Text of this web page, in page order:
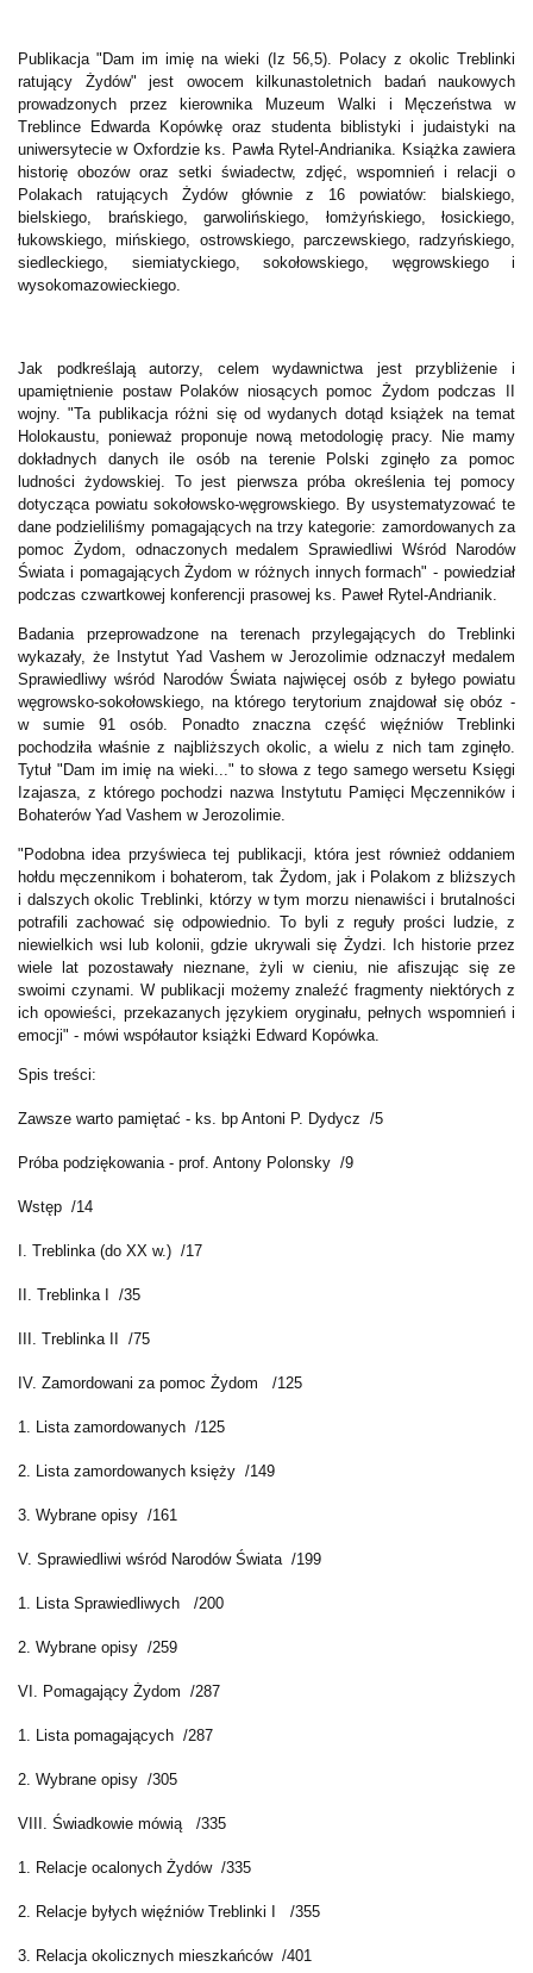
Publikacja "Dam im imię na wieki (Iz 56,5). Polacy z okolic Treblinki
ratujący Żydów" jest owocem kilkunastoletnich badań naukowych
prowadzonych przez kierownika Muzeum Walki i Męczeństwa w
Treblince Edwarda Kopówkę oraz studenta biblistyki i judaistyki na
uniwersytecie w Oxfordzie ks. Pawła Rytel-Andrianika. Książka zawiera
historię obozów oraz setki świadectw, zdjęć, wspomnień i relacji o
Polakach ratujących Żydów głównie z 16 powiatów: bialskiego,
bielskiego, brańskiego, garwolińskiego, łomżyńskiego, łosickiego,
łukowskiego, mińskiego, ostrowskiego, parczewskiego, radzyńskiego,
siedleckiego, siemiatyckiego, sokołowskiego, węgrowskiego i
wysokomazowieckiego.
Jak podkreślają autorzy, celem wydawnictwa jest przybliżenie i
upamiętnienie postaw Polaków niosących pomoc Żydom podczas II
wojny. "Ta publikacja różni się od wydanych dotąd książek na temat
Holokaustu, ponieważ proponuje nową metodologię pracy. Nie mamy
dokładnych danych ile osób na terenie Polski zginęło za pomoc
ludności żydowskiej. To jest pierwsza próba określenia tej pomocy
dotycząca powiatu sokołowsko-węgrowskiego. By usystematyzować te
dane podzieliliśmy pomagających na trzy kategorie: zamordowanych za
pomoc Żydom, odnaczonych medalem Sprawiedliwi Wśród Narodów
Świata i pomagających Żydom w różnych innych formach" - powiedział
podczas czwartkowej konferencji prasowej ks. Paweł Rytel-Andrianik.
Badania przeprowadzone na terenach przylegających do Treblinki
wykazały, że Instytut Yad Vashem w Jerozolimie odznaczył medalem
Sprawiedliwy wśród Narodów Świata najwięcej osób z byłego powiatu
węgrowsko-sokołowskiego, na którego terytorium znajdował się obóz -
w sumie 91 osób. Ponadto znaczna część więźniów Treblinki
pochodziła właśnie z najbliższych okolic, a wielu z nich tam zginęło.
Tytuł "Dam im imię na wieki..." to słowa z tego samego wersetu Księgi
Izajasza, z którego pochodzi nazwa Instytutu Pamięci Męczenników i
Bohaterów Yad Vashem w Jerozolimie.
"Podobna idea przyświeca tej publikacji, która jest również oddaniem
hołdu męczennikom i bohaterom, tak Żydom, jak i Polakom z bliższych
i dalszych okolic Treblinki, którzy w tym morzu nienawiści i brutalności
potrafili zachować się odpowiednio. To byli z reguły prości ludzie, z
niewielkich wsi lub kolonii, gdzie ukrywali się Żydzi. Ich historie przez
wiele lat pozostawały nieznane, żyli w cieniu, nie afiszując się ze
swoimi czynami. W publikacji możemy znaleźć fragmenty niektórych z
ich opowieści, przekazanych językiem oryginału, pełnych wspomnień i
emocji" - mówi współautor książki Edward Kopówka.
Spis treści:
Zawsze warto pamiętać - ks. bp Antoni P. Dydycz /5
Próba podziękowania - prof. Antony Polonsky /9
Wstęp /14
I. Treblinka (do XX w.) /17
II. Treblinka I /35
III. Treblinka II /75
IV. Zamordowani za pomoc Żydom /125
1. Lista zamordowanych /125
2. Lista zamordowanych księży /149
3. Wybrane opisy /161
V. Sprawiedliwi wśród Narodów Świata /199
1. Lista Sprawiedliwych /200
2. Wybrane opisy /259
VI. Pomagający Żydom /287
1. Lista pomagających /287
2. Wybrane opisy /305
VIII. Świadkowie mówią /335
1. Relacje ocalonych Żydów /335
2. Relacje byłych więźniów Treblinki I /355
3. Relacja okolicznych mieszkańców /401